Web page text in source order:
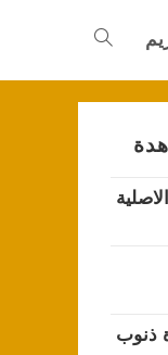
Toggle
تحميل احدث نسخ ويندوز 11 الاصلية
ذنوب